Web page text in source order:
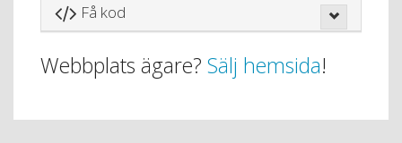
Få kod
Webbplats ägare? Sälj hemsida!